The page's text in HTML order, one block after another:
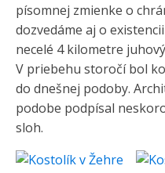
písomnej zmienke o
dozvedáme aj o
necelé 4 kilometre
V priebehu storočí bol
do dnešnej podoby.
podobe podpísal
sloh.